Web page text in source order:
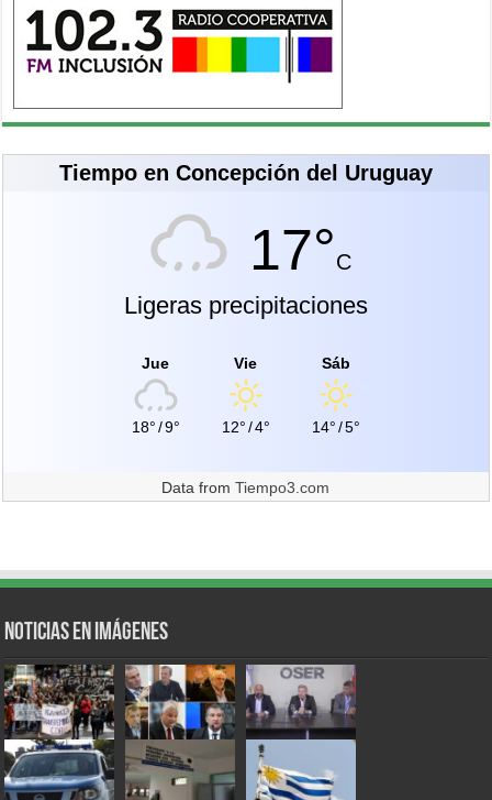
Tiempo en Concepción del Uruguay
17°C
Ligeras precipitaciones
Jue
18°/9°
Vie
12°/4°
Sáb
14°/5°
Data fromTiempo3.com
Noticias en Imágenes